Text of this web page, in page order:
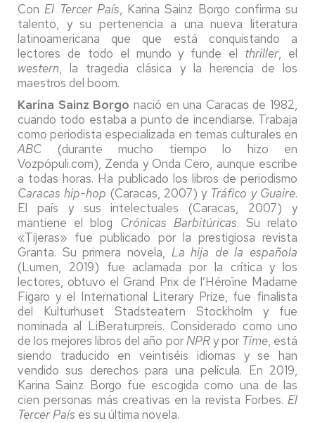
Con El Tercer País, Karina Sainz Borgo confirma su
talento, y su pertenencia a una nueva literatura
latinoamericana que que está conquistando a
lectores de todo el mundo y funde el thriller, el
western, la tragedia clásica y la herencia de los
maestros del boom.
Karina Sainz Borgo nació en una Caracas de 1982,
cuando todo estaba a punto de incendiarse. Trabaja
como periodista especializada en temas culturales en
ABC (durante mucho tiempo lo hizo en
Vozpópuli.com), Zenda y Onda Cero, aunque escribe
a todas horas. Ha publicado los libros de periodismo
Caracas hip-hop (Caracas, 2007) y Tráfico y Guaire.
El país y sus intelectuales (Caracas, 2007) y
mantiene el blog Crónicas Barbitúricas. Su relato
«Tijeras» fue publicado por la prestigiosa revista
Granta. Su primera novela, La hija de la española
(Lumen, 2019) fue aclamada por la crítica y los
lectores, obtuvo el Grand Prix de l’Héroïne Madame
Figaro y el International Literary Prize, fue finalista
del Kulturhuset Stadsteatern Stockholm y fue
nominada al LiBeraturpreis. Considerado como uno
de los mejores libros del año porNPRy por Time, está
siendo traducido en veintiséis idiomas y se han
vendido sus derechos para una película. En 2019,
Karina Sainz Borgo fue escogida como una de las
cien personas más creativas en la revista Forbes. El
Tercer País es su última novela.